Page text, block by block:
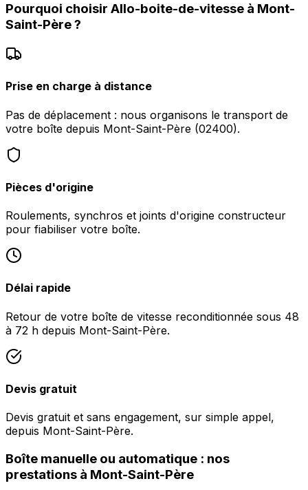
Pourquoi choisir Allo-boite-de-vitesse à Mont-
Saint-Père?
Prise en charge à distance
Pas de déplacement : nous organisons le transport de
votre boîte depuis Mont-Saint-Père (02400).
Pièces d'origine
Roulements, synchros et joints d'origine constructeur
pour fiabiliser votre boîte.
Délai rapide
Retour de votre boîte de vitesse reconditionnée sous 48
à 72 h depuis Mont-Saint-Père.
Devis gratuit
Devis gratuit et sans engagement, sur simple appel,
depuis Mont-Saint-Père.
Boîte manuelle ou automatique : nos
prestations à Mont-Saint-Père